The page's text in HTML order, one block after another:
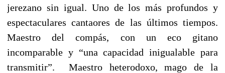
jerezano sin igual. Uno de los más profundos y
espectaculares cantaores de las últimos tiempos.
Maestro del compás, con un eco gitano
incomparable y “una capacidad inigualable para
transmitir”. Maestro heterodoxo, mago de la